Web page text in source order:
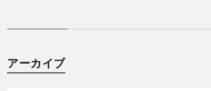
アーカイブ